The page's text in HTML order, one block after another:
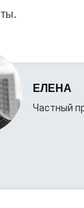
ЕЛЕНА
Частный